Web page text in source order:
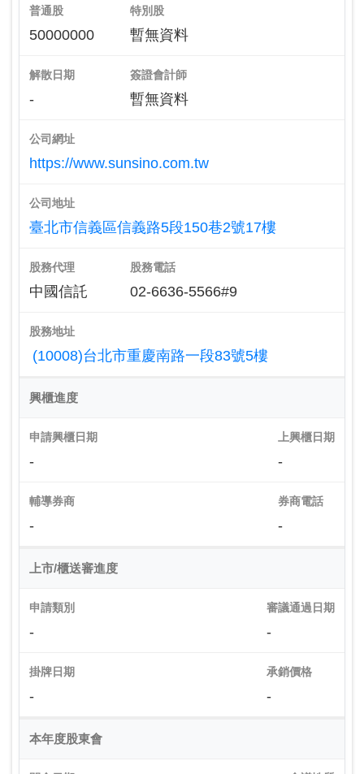
普通股
50000000
特別股
暫無資料
解散日期
-
簽證會計師
暫無資料
公司網址
https://www.sunsino.com.tw
公司地址
臺北市信義區信義路5段150巷2號17樓
股務代理
中國信託
股務電話
02-6636-5566#9
股務地址
(10008)台北市重慶南路一段83號5樓
興櫃進度
申請興櫃日期
-
上興櫃日期
-
輔導券商
-
券商電話
-
上市/櫃送審進度
申請類別
-
審議通過日期
-
掛牌日期
-
承銷價格
-
本年度股東會